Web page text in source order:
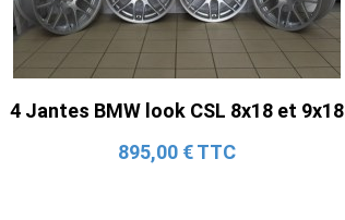
4 Jantes BMW look CSL 8x18 et 9x18
895,00 € TTC